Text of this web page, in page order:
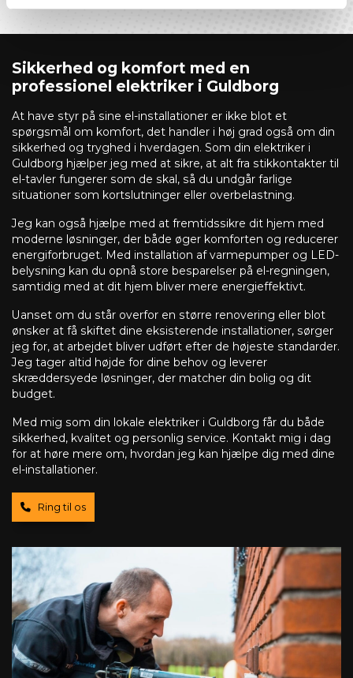
Sikkerhed og komfort med en
professionel elektriker i Guldborg
At have styr på sine el-installationer er ikke blot et
spørgsmål om komfort, det handler i høj grad også om din
sikkerhed og tryghed i hverdagen. Som din elektriker i
Guldborg hjælper jeg med at sikre, at alt fra stikkontakter til
el-tavler fungerer som de skal, så du undgår farlige
situationer som kortslutninger eller overbelastning.
Jeg kan også hjælpe med at fremtidssikre dit hjem med
moderne løsninger, der både øger komforten og reducerer
energiforbruget. Med installation af varmepumper og LED-
belysning kan du opnå store besparelser på el-regningen,
samtidig med at dit hjem bliver mere energieffektivt.
Uanset om du står overfor en større renovering eller blot
ønsker at få skiftet dine eksisterende installationer, sørger
jeg for, at arbejdet bliver udført efter de højeste standarder.
Jeg tager altid højde for dine behov og leverer
skræddersyede løsninger, der matcher din bolig og dit
budget.
Med mig som din lokale elektriker i Guldborg får du både
sikkerhed, kvalitet og personlig service. Kontakt mig i dag
for at høre mere om, hvordan jeg kan hjælpe dig med dine
el-installationer.
Ring til os